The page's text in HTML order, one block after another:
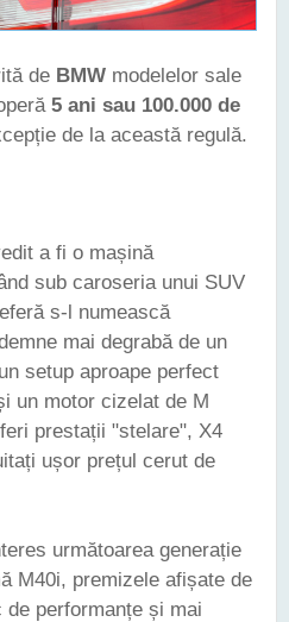
de BMW modelelor sale
5 ani sau 100.000 de
de la această regulă.
a fi o mașină
sub caroseria unui SUV
s-l numească
mai degrabă de un
setup aproape perfect
un motor cizelat de M
prestații "stelare", X4
ușor prețul cerut de
următoarea generație
M40i, premizele afișate de
de performanțe și mai